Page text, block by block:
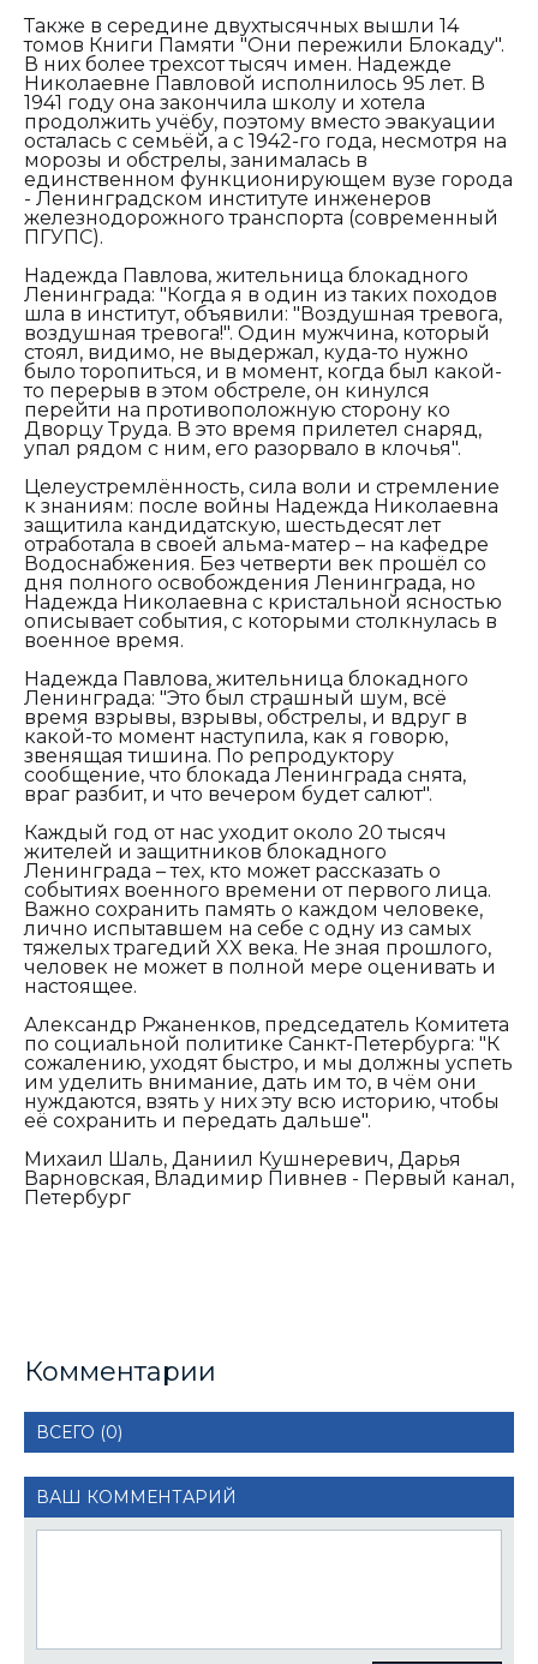
Также в середине двухтысячных вышли 14
томов Книги Памяти "Они пережили Блокаду".
В них более трехсот тысяч имен. Надежде
Николаевне Павловой исполнилось 95 лет. В
1941 году она закончила школу и хотела
продолжить учёбу, поэтому вместо эвакуации
осталась с семьёй, а с 1942-го года, несмотря на
морозы и обстрелы, занималась в
единственном функционирующем вузе города
- Ленинградском институте инженеров
железнодорожного транспорта (современный
ПГУПС).
Надежда Павлова, жительница блокадного
Ленинграда: "Когда я в один из таких походов
шла в институт, объявили: "Воздушная тревога,
воздушная тревога!". Один мужчина, который
стоял, видимо, не выдержал, куда-то нужно
было торопиться, и в момент, когда был какой-
то перерыв в этом обстреле, он кинулся
перейти на противоположную сторону ко
Дворцу Труда. В это время прилетел снаряд,
упал рядом с ним, его разорвало в клочья".
Целеустремлённость, сила воли и стремление
к знаниям: после войны Надежда Николаевна
защитила кандидатскую, шестьдесят лет
отработала в своей альма-матер – на кафедре
Водоснабжения. Без четверти век прошёл со
дня полного освобождения Ленинграда, но
Надежда Николаевна с кристальной ясностью
описывает события, с которыми столкнулась в
военное время.
Надежда Павлова, жительница блокадного
Ленинграда: "Это был страшный шум, всё
время взрывы, взрывы, обстрелы, и вдруг в
какой-то момент наступила, как я говорю,
звенящая тишина. По репродуктору
сообщение, что блокада Ленинграда снята,
враг разбит, и что вечером будет салют".
Каждый год от нас уходит около 20 тысяч
жителей и защитников блокадного
Ленинграда – тех, кто может рассказать о
событиях военного времени от первого лица.
Важно сохранить память о каждом человеке,
лично испытавшем на себе с одну из самых
тяжелых трагедий XX века. Не зная прошлого,
человек не может в полной мере оценивать и
настоящее.
Александр Ржаненков, председaтель Комитетa
по социальной политике Санкт-Петербурга: "К
сожалению, уходят быстро, и мы должны успеть
им уделить внимание, дать им то, в чём они
нуждаются, взять у них эту всю историю, чтобы
её сохранить и передать дальше".
Михаил Шаль, Даниил Кушнеревич, Дарья
Варновская, Владимир Пивнев - Первый канал,
Петербург
Комментарии
ВСЕГО (0)
ВАШ КОММЕНТАРИЙ